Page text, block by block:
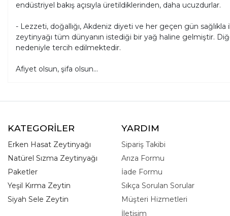
endüstriyel bakış açısıyla üretildiklerinden, daha ucuzdurlar.
- Lezzeti, doğallığı, Akdeniz diyeti ve her geçen gün
zeytinyağı tüm dünyanın istediği bir yağ haline gelmiştir.
nedeniyle tercih edilmektedir.
Afiyet olsun, şifa olsun...
KATEGORİLER
Erken Hasat Zeytinyağı
Natürel Sızma Zeytinyağı
Paketler
Yeşil Kırma Zeytin
Siyah Sele Zeytin
YARDIM
Sipariş Takibi
Arıza Formu
İade Formu
Sıkça Sorulan Sorular
Müşteri Hizmetleri
İletişim